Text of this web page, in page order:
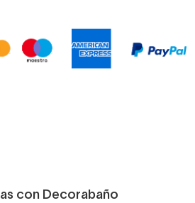
con Decorabaño